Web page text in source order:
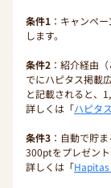
条件1 ：キャンペ
します。
条件2 ：紹介経由
でにハピタス掲載
と記載されると、
詳しくは「ハピタ
条件3 ：自動で貯
300ptをプレゼント
詳しくは「Hapitas